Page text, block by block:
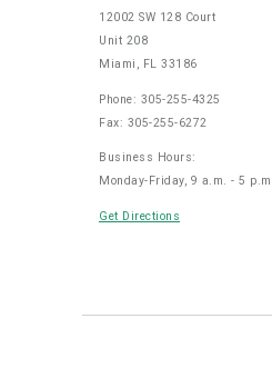
12002 SW 128 Court
Unit 208
Miami, FL 33186
Phone: 305-255-4325
Fax: 305-255-6272
Business Hours:
Monday-Friday, 9 a.m. - 5
Get Directions